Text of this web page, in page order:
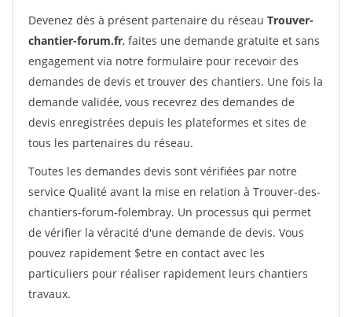
Devenez dès à présent partenaire du réseau Trouver-
chantier-forum.fr, faites une demande gratuite et sans
engagement via notre formulaire pour recevoir des
demandes de devis et trouver des chantiers. Une fois la
demande validée, vous recevrez des demandes de
devis enregistrées depuis les plateformes et sites de
tous les partenaires du réseau.
Toutes les demandes devis sont vérifiées par notre
service Qualité avant la mise en relation à Trouver-des-
chantiers-forum-folembray. Un processus qui permet
de vérifier la véracité d'une demande de devis. Vous
pouvez rapidement $etre en contact avec les
particuliers pour réaliser rapidement leurs chantiers
travaux.